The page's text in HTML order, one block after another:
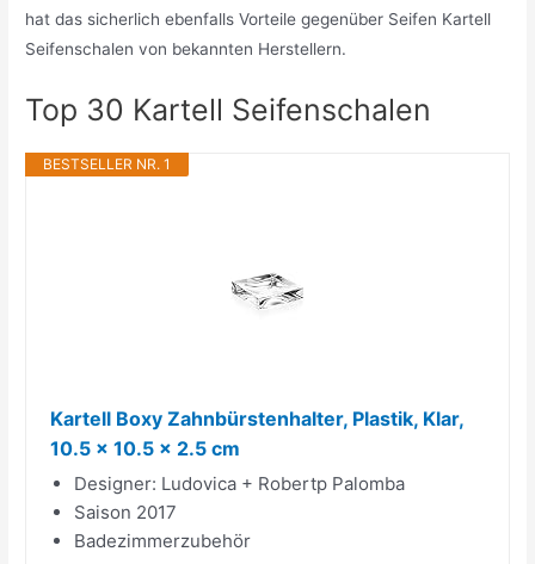
hat das sicherlich ebenfalls Vorteile gegenüber Seifen Kartell
Seifenschalen von bekannten Herstellern.
Top 30 Kartell Seifenschalen
BESTSELLER NR. 1
Kartell Boxy Zahnbürstenhalter, Plastik, Klar,
10.5 x 10.5 x 2.5 cm
Designer: Ludovica + Robertp Palomba
Saison 2017
Badezimmerzubehör